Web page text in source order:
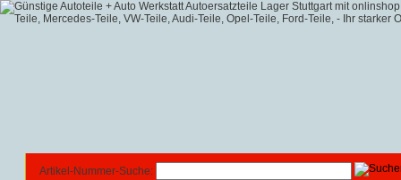
Artikel-Nummer-Suche: